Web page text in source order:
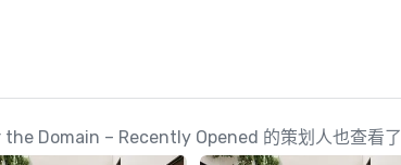
Domain – Recently Opened 的策划人也查看了